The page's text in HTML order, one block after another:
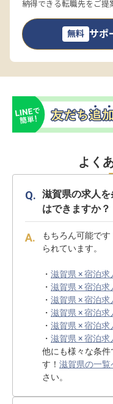
納得できる転職先をご提
無料 サポ
よく
滋賀県の求人
はできますか？
もちろん可能で
られています。
・ 滋賀県 × 宿泊求
・ 滋賀県 × 宿泊求
・ 滋賀県 × 宿泊求
・ 滋賀県 × 宿泊求
・ 滋賀県 × 宿泊求
・ 滋賀県 × 宿泊求
他にも様々な条件
す！ 滋賀県の一覧
さい。